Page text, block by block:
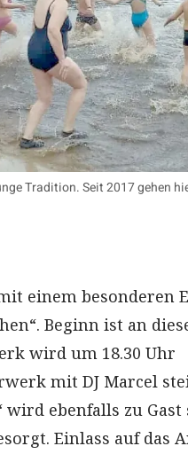
Tradition. Seit 2017 gehen
einem besonderen
Beginn ist an
wird um 18.30 Uhr
mit DJ Marcel
wird ebenfalls zu Gast
Einlass auf das